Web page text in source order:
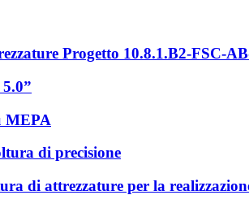
Progetto 10.8.1.B2-FSC-
MEPA
di precisione
di attrezzature per la